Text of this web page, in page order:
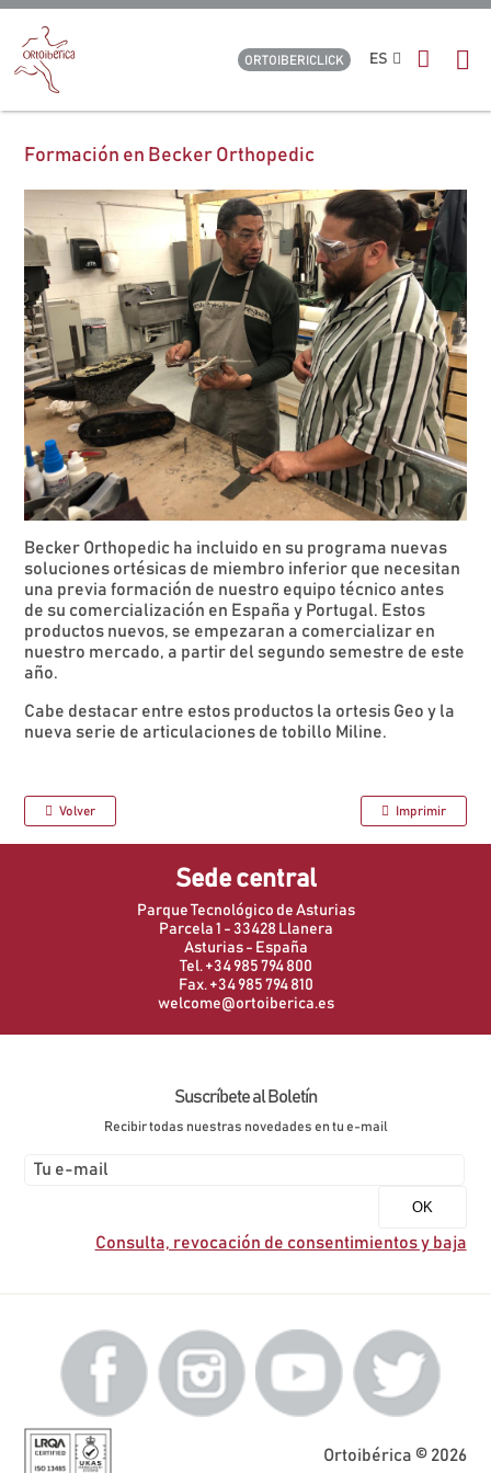
ORTOIBERICLICK ES
Formación en Becker Orthopedic
Becker Orthopedic ha incluido en su programa nuevas
soluciones ortésicas de miembro inferior que necesitan
una previa formación de nuestro equipo técnico antes
de su comercialización en España y Portugal. Estos
productos nuevos, se empezaran a comercializar en
nuestro mercado, a partir del segundo semestre de este
año.
Cabe destacar entre estos productos la ortesis Geo y la
nueva serie de articulaciones de tobillo Miline.
Volver Imprimir
Sede central
Parque Tecnológico de Asturias
Parcela 1 - 33428 Llanera
Asturias - España
Tel. +34 985 794 800
Fax. +34 985 794 810
welcome@ortoiberica.es
Suscríbete al Boletín
Recibir todas nuestras novedades en tu e-mail
Consulta, revocación de consentimientos y baja
Ortoibérica © 2026